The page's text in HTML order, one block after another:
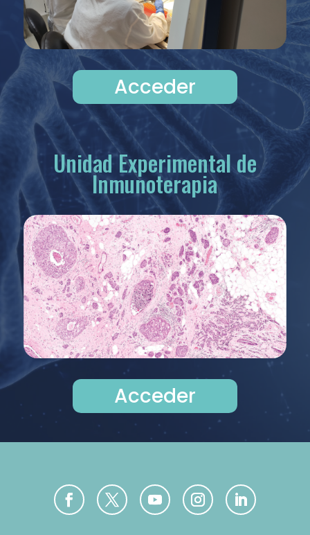
Acceder
Unidad Experimental de
Inmunoterapia
Acceder